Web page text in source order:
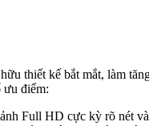
thiết kế bắt mắt, làm
điểm:
Full HD cực kỳ rõ nét